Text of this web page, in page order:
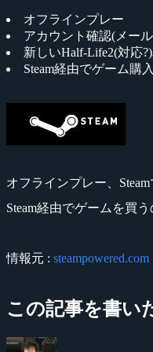
オフラインプレー
アカウント確認(メー
新しいHalf-Life2(対応
Steam経由でゲーム購
オフラインプレー、
Steam経由でゲームを買
情報元 : steampowered.com
この記事を書い